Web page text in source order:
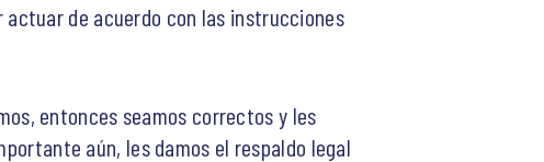
actuar de acuerdo con las instrucciones
entonces seamos correctos y les
aún, les damos el respaldo legal